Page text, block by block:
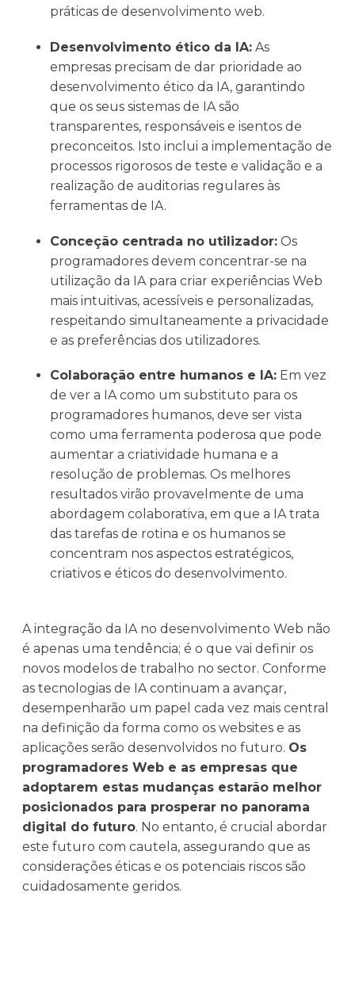
práticas de desenvolvimento web.
Desenvolvimento ético da IA:As
empresas precisam de dar prioridade ao
desenvolvimento ético da IA, garantindo
que os seus sistemas de IA são
transparentes, responsáveis e isentos de
preconceitos. Isto inclui a implementação de
processos rigorosos de teste e validação e a
realização de auditorias regulares às
ferramentas de IA.
Conceção centrada no utilizador:Os
programadores devem concentrar-se na
utilização da IA para criar experiências Web
mais intuitivas, acessíveis e personalizadas,
respeitando simultaneamente a privacidade
e as preferências dos utilizadores.
Colaboração entre humanos e IA:Em vez
de ver a IA como um substituto para os
programadores humanos, deve ser vista
como uma ferramenta poderosa que pode
aumentar a criatividade humana e a
resolução de problemas. Os melhores
resultados virão provavelmente de uma
abordagem colaborativa, em que a IA trata
das tarefas de rotina e os humanos se
concentram nos aspectos estratégicos,
criativos e éticos do desenvolvimento.
A integração da IA no desenvolvimento Web não
é apenas uma tendência; é o que vai definir os
novos modelos de trabalho no sector. Conforme
as tecnologias de IA continuam a avançar,
desempenharão um papel cada vez mais central
na definição da forma como os websites e as
aplicações serão desenvolvidos no futuro. Os
programadores Web e as empresas que
adoptarem estas mudanças estarão melhor
posicionados para prosperar no panorama
digital do futuro. No entanto, é crucial abordar
este futuro com cautela, assegurando que as
considerações éticas e os potenciais riscos são
cuidadosamente geridos.